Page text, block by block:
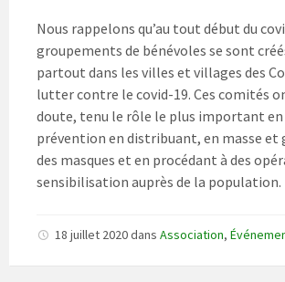
Nous rappelons qu’au tout début du
groupements de bénévoles se sont
partout dans les villes et villages des
lutter contre le covid-19. Ces comités
doute, tenu le rôle le plus important
prévention en distribuant, en masse
des masques et en procédant à des
sensibilisation auprès de la population.
18 juillet 2020dans Association,